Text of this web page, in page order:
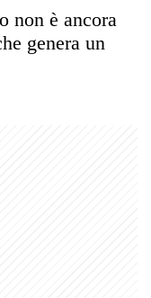
non è ancora
genera un